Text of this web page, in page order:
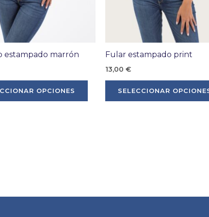
estampado marrón
OPCIONES
Este
producto
elegir
Fular estampado print
13,00 €
SELECCIONAR